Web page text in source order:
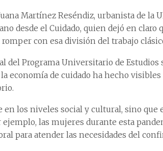
Martínez Reséndiz, urbanista de la
desde el Cuidado, quien dejó en claro
romper con esa división del trabajo
del Programa Universitario de Estudios
economía de cuidado ha hecho
en los niveles social y cultural, sino que
ejemplo, las mujeres durante esta
para atender las necesidades del